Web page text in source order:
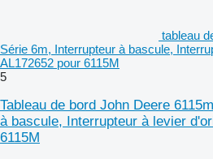
tableau
Série 6m, Interrupteur à bascule,
AL172652 pour 6115M
5
Tableau de bord John Deere
à bascule, Interrupteur à levier
6115M